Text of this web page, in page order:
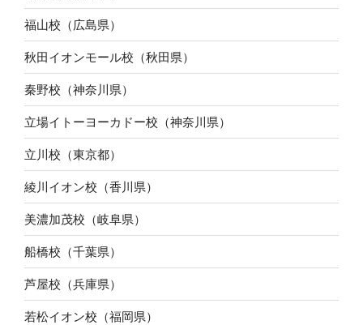
福山校（広島県）
秋田イオンモール校（秋田県）
秦野校（神奈川県）
立場イトーヨーカドー校（神奈川県）
立川校（東京都）
綾川イオン校（香川県）
美濃加茂校（岐阜県）
船橋校（千葉県）
芦屋校（兵庫県）
若松イオン校（福岡県）